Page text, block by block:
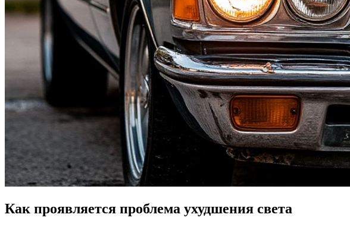
Как проявляется проблема ухудшения света